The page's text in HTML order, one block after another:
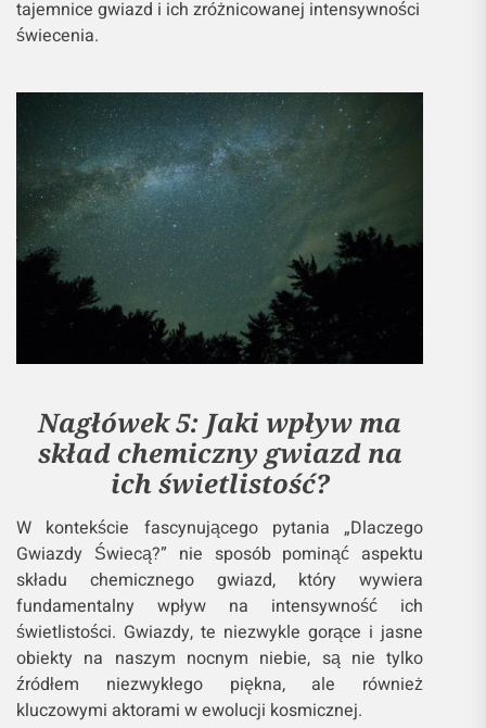
tajemnice gwiazd i ich zróżnicowanej intensywności
świecenia.
Nagłówek 5: Jaki wpływ ma
skład chemiczny gwiazd na
ich świetlistość?
W kontekście fascynującego pytania „Dlaczego
Gwiazdy Świecą?” nie sposób pominąć aspektu
składu chemicznego gwiazd, który wywiera
fundamentalny wpływ na intensywność ich
świetlistości. Gwiazdy, te niezwykle gorące i jasne
obiekty na naszym nocnym niebie, są nie tylko
źródłem niezwykłego piękna, ale również
kluczowymi aktorami w ewolucji kosmicznej.